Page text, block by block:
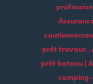
prêt travaux |
prêt bateau |